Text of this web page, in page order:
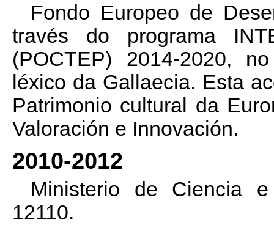
Fondo Europeo de
través do programa
(POCTEP) 2014-2020,
léxico da Gallaecia. Esta
Patrimonio cultural da
Valoración e Innovación.
2010-2012
Ministerio de Ciencia e
12110.